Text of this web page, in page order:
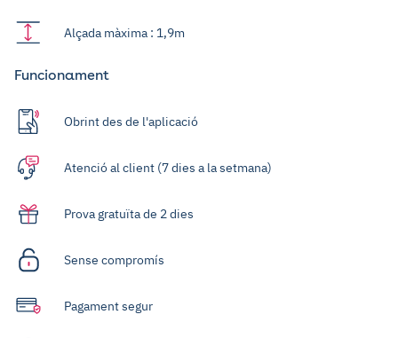
Alçada màxima : 1,9m
Funcionament
Obrint des de l'aplicació
Atenció al client (7 dies a la setmana)
Prova gratuïta de 2 dies
Sense compromís
Pagament segur